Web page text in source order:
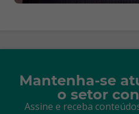
Mantenha-se
o setor
Assine e receba